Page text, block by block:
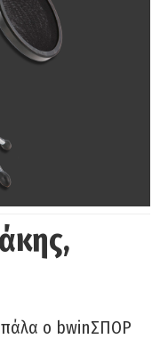
ο bwinΣΠΟΡ